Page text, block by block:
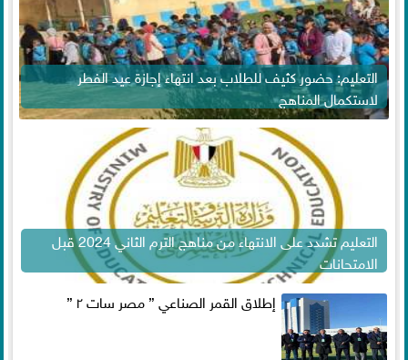
التعليم: حضور كثيف للطلاب بعد انتهاء إجازة عيد الفطر
لاستكمال المناهج
التعليم تشدد على الانتهاء من مناهج الترم الثاني 2024 قبل
الامتحانات
إطلاق القمر الصناعي ” مصر سات ٢ ”